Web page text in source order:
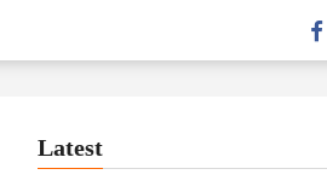
Latest